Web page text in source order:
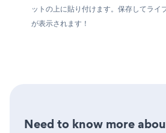
ットの上に貼り付けます。保存してライ
が表示されます！
Need to know more